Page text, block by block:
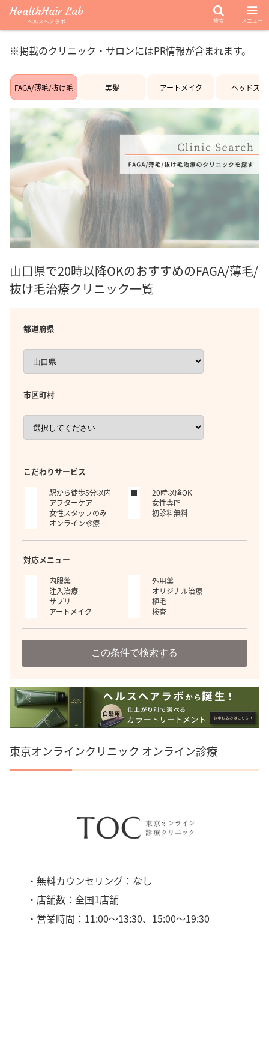
※掲載のクリニック・サロンにはPR情報が含まれます。
FAGA/薄毛/抜け毛 美髪 アートメイク ヘッドスパ
山口県で20時以降OKのおすすめのFAGA/薄毛/
抜け毛治療クリニック一覧
都道府県
市区町村
こだわりサービス
駅から徒歩5分以内
20時以降OK
アフターケア
女性専門
女性スタッフのみ
初診料無料
オンライン診療
対応メニュー
内服薬
外用薬
注入治療
オリジナル治療
サプリ
植毛
アートメイク
検査
この条件で検索する
東京オンラインクリニック オンライン診療
・無料カウンセリング：なし
・店舗数：全国1店舗
・営業時間：11:00〜13:30、15:00〜19:30
HealthHair Lab
ヘルスヘアラボ 検索 メニュー